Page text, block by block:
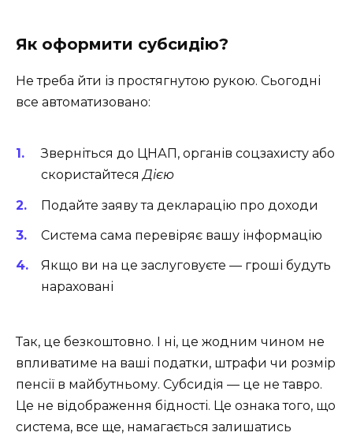
Як оформити субсидію?
Не треба йти із простягнутою рукою. Сьогодні
все автоматизовано:
Зверніться до ЦНАП, органів соцзахисту або
скористайтесяДією
Подайте заяву та декларацію про доходи
Система сама перевіряє вашу інформацію
Якщо ви на це заслуговуєте — гроші будуть
нараховані
Так, це безкоштовно. І ні, це жодним чином не
впливатиме на ваші податки, штрафи чи розмір
пенсії в майбутньому. Субсидія — це не тавро.
Це не відображення бідності. Це ознака того, що
система, все ще, намагається залишатись